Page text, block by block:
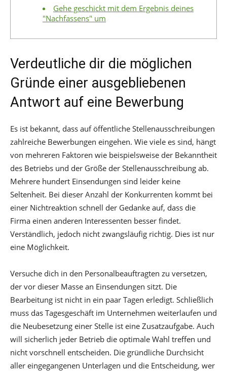
Gehe geschickt mit dem Ergebnis deines
"Nachfassens" um
Verdeutliche dir die möglichen
Gründe einer ausgebliebenen
Antwort auf eine Bewerbung
Es ist bekannt, dass auf öffentliche Stellenausschreibungen
zahlreiche Bewerbungen eingehen. Wie viele es sind, hängt
von mehreren Faktoren wie beispielsweise der Bekanntheit
des Betriebs und der Größe der Stellenausschreibung ab.
Mehrere hundert Einsendungen sind leider keine
Seltenheit. Bei dieser Anzahl der Konkurrenten kommt bei
einer Nichtreaktion schnell der Gedanke auf, dass die
Firma einen anderen Interessenten besser findet.
Verständlich, jedoch nicht zwangsläufig richtig. Dies ist nur
eine Möglichkeit.
Versuche dich in den Personalbeauftragten zu versetzen,
der vor dieser Masse an Einsendungen sitzt. Die
Bearbeitung ist nicht in ein paar Tagen erledigt. Schließlich
muss das Tagesgeschäft im Unternehmen weiterlaufen und
die Neubesetzung einer Stelle ist eine Zusatzaufgabe. Auch
will sicherlich jeder Betrieb die optimale Wahl treffen und
nicht vorschnell entscheiden. Die gründliche Durchsicht
aller eingegangenen Unterlagen und die Entscheidung, wer